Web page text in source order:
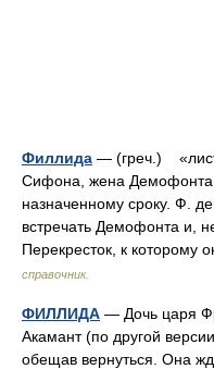
Филлида — (греч.)
Сифона, жена Демофонта,
назначенному сроку. Ф.
встречать Демофонта и,
Перекресток, к
справочник.
ФИЛЛИДА — Дочь царя
Акамант (по другой
обещав вернуться. Она